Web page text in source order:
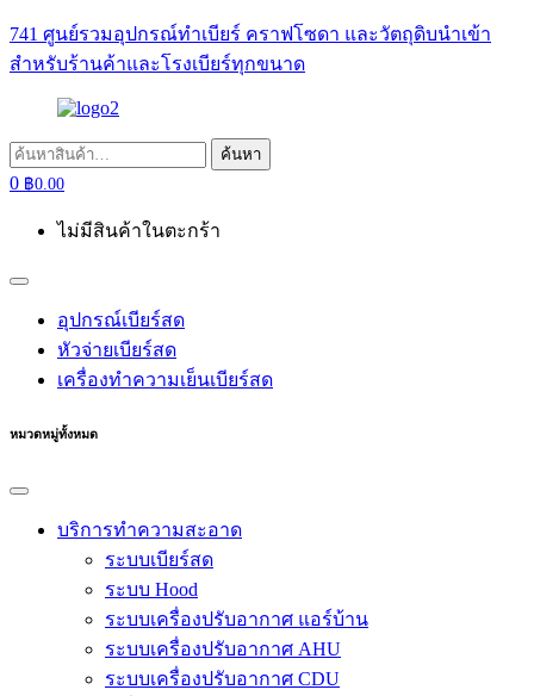
741 ศูนย์รวมอุปกรณ์ทำเบียร์ คราฟโซดา และวัตถุดิบนำเข้า
สำหรับร้านค้าและโรงเบียร์ทุกขนาด
ค้นหา: ค้นหา
0 ฿0.00
ไม่มีสินค้าในตะกร้า
อุปกรณ์เบียร์สด
หัวจ่ายเบียร์สด
เครื่องทำความเย็นเบียร์สด
หมวดหมู่ทั้งหมด
บริการทำความสะอาด
ระบบเบียร์สด
ระบบ Hood
ระบบเครื่องปรับอากาศ แอร์บ้าน
ระบบเครื่องปรับอากาศ AHU
ระบบเครื่องปรับอากาศ CDU